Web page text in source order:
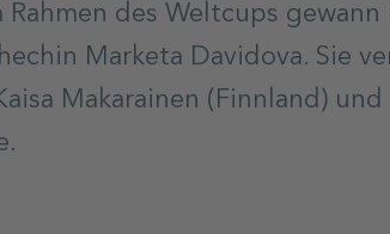
des Weltcups gewann
Marketa Davidova. Sie
Makarainen (Finnland) und